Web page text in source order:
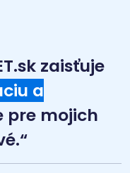
zaisťuje
a
pre mojich